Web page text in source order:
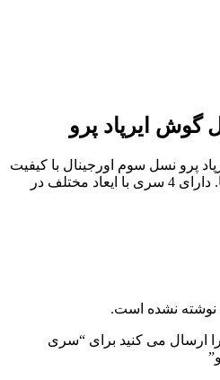
ایرپاد پرو
پرو نسل سوم اورجینال با کیفیت
عالی و بالاترین متریال روز دنیا. دارای 4 سری با ایعاد مختلف در
نوشته نشده است.
را ارسال می کنید برای “سری